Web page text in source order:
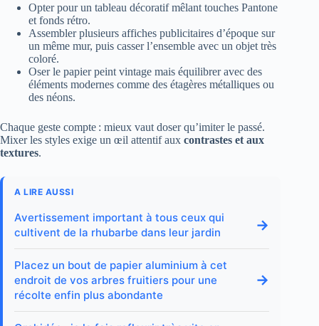
Opter pour un tableau décoratif mêlant touches Pantone
et fonds rétro.
Assembler plusieurs affiches publicitaires d’époque sur
un même mur, puis casser l’ensemble avec un objet très
coloré.
Oser le papier peint vintage mais équilibrer avec des
éléments modernes comme des étagères métalliques ou
des néons.
Chaque geste compte : mieux vaut doser qu’imiter le passé.
Mixer les styles exige un œil attentif aux contrastes et aux
textures.
A LIRE AUSSI
Avertissement important à tous ceux qui
cultivent de la rhubarbe dans leur jardin
→
Placez un bout de papier aluminium à cet
endroit de vos arbres fruitiers pour une
récolte enfin plus abondante
→